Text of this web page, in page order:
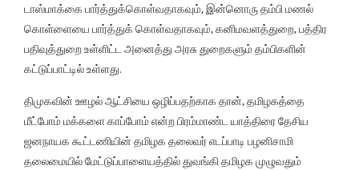
டாஸ்மாக்கை பார்த்துக்கொள்வதாகவும், இன்னொரு தம்பி மணல்
கொள்ளையை பார்த்துக் கொள்வதாகவும், கனிமவளத்துறை, பத்திர
பதிவுத்துறை உள்ளிட்ட அனைத்து அரசு துறைகளும் தம்பிகளின்
கட்டுப்பாட்டில் உள்ளது.
திமுகவின் ஊழல் ஆட்சியை ஒழிப்பதற்காக தான், தமிழகத்தை
மீட்போம் மக்களை காப்போம் என்ற பிரம்மாண்ட யாத்திரை தேசிய
ஜனநாயக கூட்டணியின் தமிழக தலைவர் எடப்பாடி பழனிசாமி
தலைமையில் மேட்டுப்பாளையத்தில் துவங்கி தமிழக முழுவதும்